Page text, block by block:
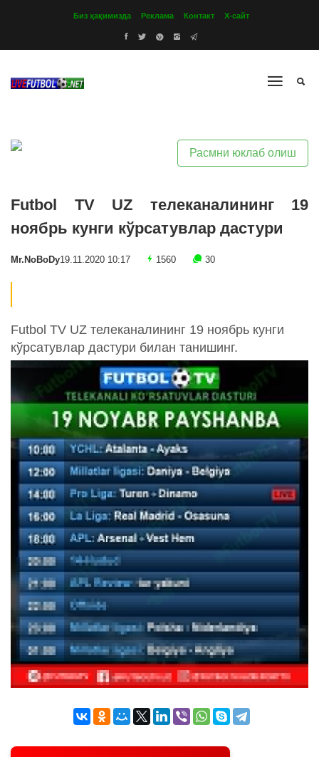
Биз ҳақимизда Реклама Контакт Х-сайт
Расмни юклаб олиш
Futbol TV UZ телеканалининг 19
ноябрь кунги кўрсатувлар дастури
Mr.NoBoDy19.11.2020 10:17 1560 30
Futbol TV UZ телеканалининг 19 ноябрь кунги
кўрсатувлар дастури билан танишинг.